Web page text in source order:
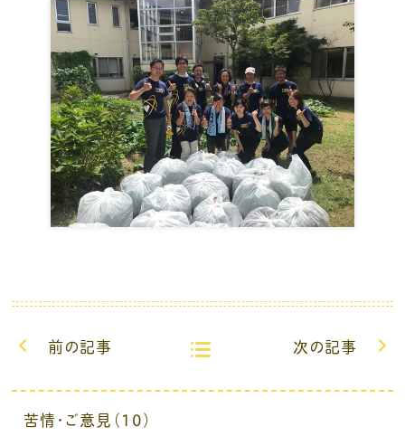
前の記事 次の記事
苦情・ご意見（10）